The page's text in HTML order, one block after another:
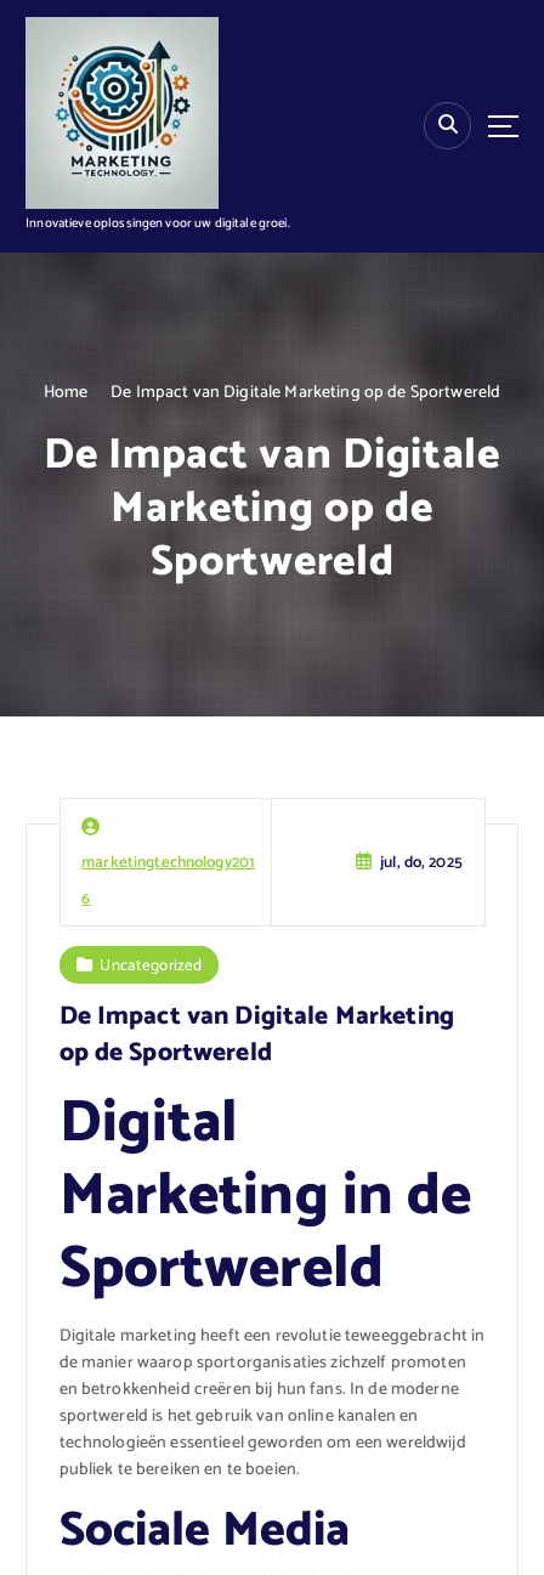
n
Innovatieve oplossingen voor uw digitale groei.
Home De Impact van Digitale Marketing op de Sportwereld
De Impact van Digitale
Marketing op de
Sportwereld
marketingtechnology201
6
jul, do, 2025
Uncategorized
De Impact van Digitale Marketing
op de Sportwereld
Digital
Marketing in de
Sportwereld
Digitale marketing heeft een revolutie teweeggebracht in
de manier waarop sportorganisaties zichzelf promoten
en betrokkenheid creëren bij hun fans. In de moderne
sportwereld is het gebruik van online kanalen en
technologieën essentieel geworden om een wereldwijd
publiek te bereiken en te boeien.
Sociale Media